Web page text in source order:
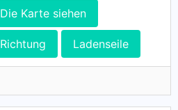
Die Karte siehen
Richtung Ladenseile